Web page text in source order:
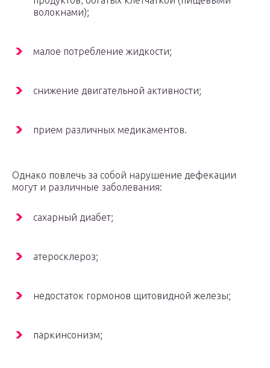
волокнами);
малое потребление жидкости;
снижение двигательной активности;
прием различных медикаментов.
Однако повлечь за собой нарушение дефекации
могут и различные заболевания:
сахарный диабет;
атеросклероз;
недостаток гормонов щитовидной железы;
паркинсонизм;